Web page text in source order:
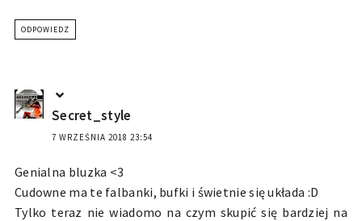
ODPOWIEDZ
Secret_style
7 WRZEŚNIA 2018 23:54
Genialna bluzka <3
Cudowne ma te falbanki, bufki i świetnie się układa :D
Tylko teraz nie wiadomo na czym skupić się bardziej na